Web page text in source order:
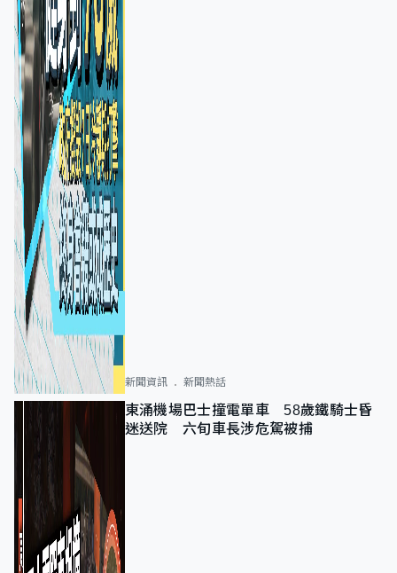
新聞資訊 新聞熱話
東涌機場巴士撞電單車 58歲鐵騎士昏
迷送院 六旬車長涉危駕被捕